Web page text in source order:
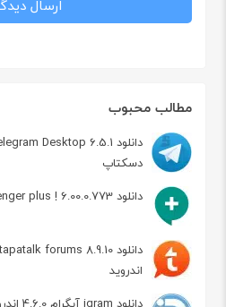
مطالب محبوب
دسکتاپ
دانلود messenger plus ! 6.00.0.773 مسنجر مایکروسافت
اندروید